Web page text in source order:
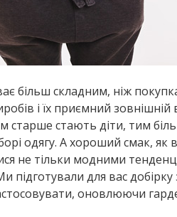
більш складним, ніж
і їх приємний зовнішній
старше стають діти, тим
одягу. А хороший смак,
не тільки модними
підготували для вас
оновлюючи